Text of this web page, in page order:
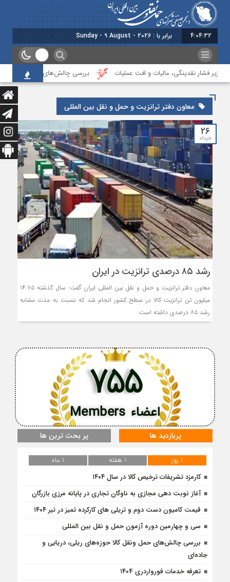
4:04:32 برابر با : Sunday - 9 August - 2026
فشار نقدینگی، مالیات و افت عملیات بررسی چالش‌های حمل ونقل کالا
معاون دفتر ترانزیت و حمل و نقل بین المللی
۲۶
خرداد
رشد ۸۵ درصدی ترانزیت در ایران
معاون دفتر ترانزیت و حمل و نقل بین المللی ایران گفت: سال گذشته ۱۴.۷۵
میلیون تن ترانزیت کالا در سطح کشور انجام شد که نسبت به مدت مشابه
رشد ۸۵ درصدی داشته است.
اعضاء Members
755
پربازدید ها پر بحث ترین ها
1 روز 1 هفته
1 ماه
کارمزد تشریفات ترخیص کالا در سال ۱۴۰۴
آغاز نوبت دهی مجازی به ناوگان تجاری در پایانه مرزی بازرگان
قیمت کامیون دست دوم و تریلی‌ های کارکرده تمیز در تیر ۱۴۰۴
سی و چهارمین دوره آزمون حمل و نقل بین المللی
بررسی چالش‌های حمل ونقل کالا حوزه‌های ریلی، دریایی و
جاده‌ای
تعرفه خدمات فورواردری ۱۴۰4